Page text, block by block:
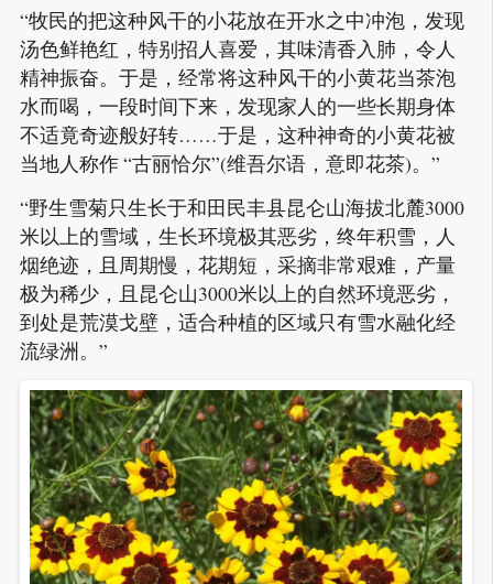
“牧民的把这种风干的小花放在开水之中冲泡，发现
汤色鲜艳红，特别招人喜爱，其味清香入肺，令人
精神振奋。于是，经常将这种风干的小黄花当茶泡
水而喝，一段时间下来，发现家人的一些长期身体
不适竟奇迹般好转……于是，这种神奇的小黄花被
当地人称作 “古丽恰尔”(维吾尔语，意即花茶)。”
“野生雪菊只生长于和田民丰县昆仑山海拔北麓3000
米以上的雪域，生长环境极其恶劣，终年积雪，人
烟绝迹，且周期慢，花期短，采摘非常艰难，产量
极为稀少，且昆仑山3000米以上的自然环境恶劣，
到处是荒漠戈壁，适合种植的区域只有雪水融化经
流绿洲。”